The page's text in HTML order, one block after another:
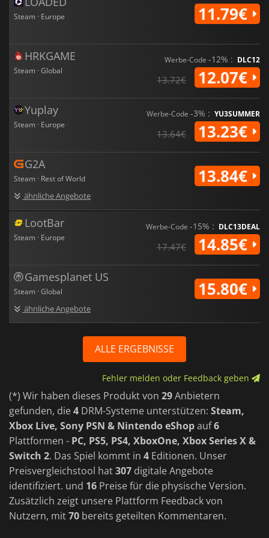
Steam · Europe 11.79€
HRKGAME
Steam · Global
Werbe-Code -12% : DLC12
13.72€ 12.07€
Yuplay
Steam · Europe
Werbe-Code -3% : YU3SUMMER
13.64€ 13.23€
G2A
Steam · Rest of World
ähnliche Angebote
13.84€
LootBar
Steam · Europe
Werbe-Code -15% : DLC13DEAL
17.47€ 14.85€
Gamesplanet US
Steam · Global
ähnliche Angebote
15.80€
ALLE ERGEBNISSE
Fehler melden oder Feedback geben
(*) Wir haben dieses Produkt von 29Anbietern
gefunden, die4 DRM-Systeme unterstützen: Steam,
Xbox Live, Sony PSN & Nintendo eShopauf6
Plattformen - PC, PS5, PS4, XboxOne, Xbox Series X &
Switch 2. Das Spiel kommt in 4 Editionen. Unser
Preisvergleichstool hat307 digitale Angebote
identifiziert. und 16 Preise für die physische Version.
Zusätzlich zeigt unsere Plattform Feedback von
Nutzern, mit70 bereits geteilten Kommentaren.